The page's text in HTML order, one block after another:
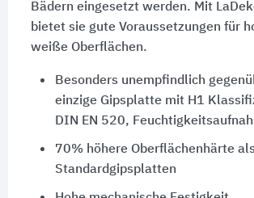
Bädern eingesetzt werden. Mit
bietet sie gute Voraussetzungen für
weiße Oberflächen.
Besonders unempfindlich
einzige Gipsplatte mit H1
DIN EN 520,
70% höhere Oberflächenhärte
Standardgipsplatten